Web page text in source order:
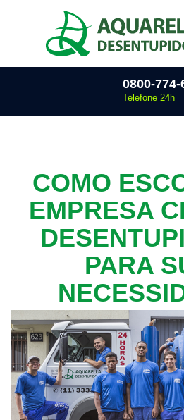
0800-774-
Telefone 24h
COMO
EMPRESA
PARA